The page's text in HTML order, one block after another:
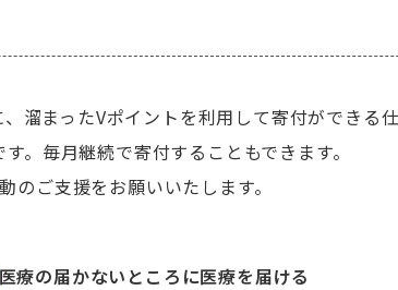
溜まったVポイントを利用して寄付ができる
。毎月継続で寄付することもできます。
ご支援をお願いいたします。
医療の届かないところに医療を届ける